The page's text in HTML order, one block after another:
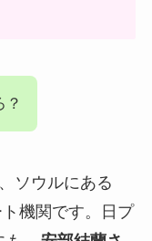
？
ソウルにある
機関です。日プ